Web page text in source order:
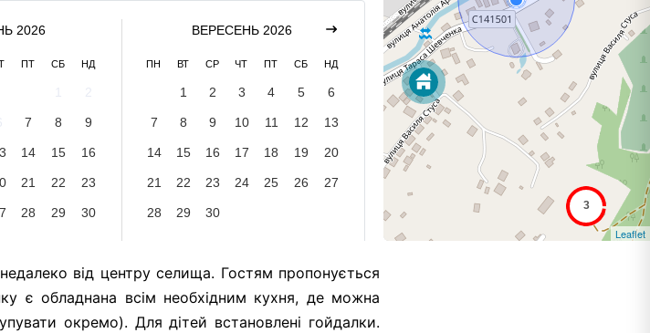
2026
ПТ СБ НД
7 8 9
14 15 16
21 22 23
28 29 30
ВЕРЕСЕНЬ 2026
ПН ВТ СР ЧТ ПТ СБ НД
1 2 3 4 5 6
7 8 9 10 11 12 13
14 15 16 17 18 19 20
21 22 23 24 25 26 27
28 29 30
Leaflet
від центру селища. Гостям пропонується
є обладнана всім необхідним кухня, де можна
окремо). Для дітей встановлені гойдалки.